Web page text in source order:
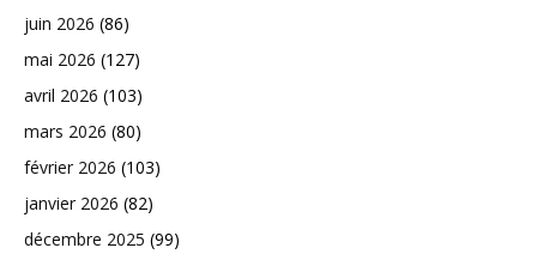
juin 2026 (86)
mai 2026 (127)
avril 2026 (103)
mars 2026 (80)
février 2026 (103)
janvier 2026 (82)
décembre 2025 (99)